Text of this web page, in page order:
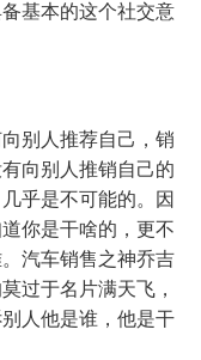
基本的这个社交意
别人推荐自己，销
向别人推销自己的
乎是不可能的。因
你是干啥的，更不
汽车销售之神乔吉
过于名片满天飞，
人他是谁，他是干